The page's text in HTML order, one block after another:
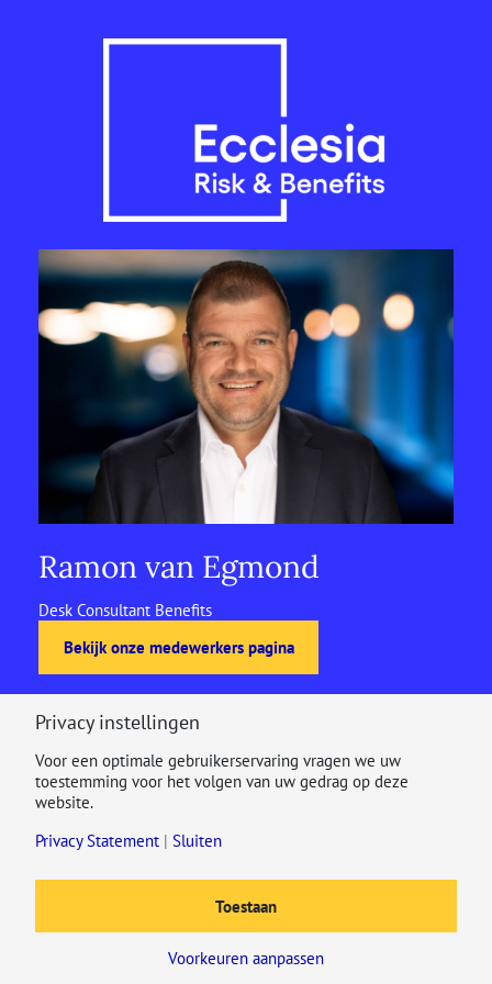
Ramon van Egmond
Desk Consultant Benefits
Bekijk onze medewerkers pagina
Privacy instellingen
Voor een optimale gebruikerservaring vragen we uw
toestemming voor het volgen van uw gedrag op deze
website.
Privacy Statement | Sluiten
Toestaan
Voorkeuren aanpassen